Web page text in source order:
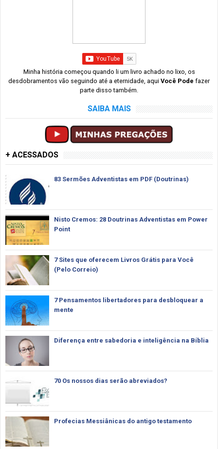
Minha história começou quando li um livro achado no lixo, os
desdobramentos vão seguindo até a eternidade, aqui Você Pode fazer
parte disso também.
SAIBA MAIS
+ ACESSADOS
83 Sermões Adventistas em PDF (Doutrinas)
Nisto Cremos: 28 Doutrinas Adventistas em Power
Point
7 Sites que oferecem Livros Grátis para Você
(Pelo Correio)
7 Pensamentos libertadores para desbloquear a
mente
Diferença entre sabedoria e inteligência na Bíblia
70 Os nossos dias serão abreviados?
Profecias Messiânicas do antigo testamento